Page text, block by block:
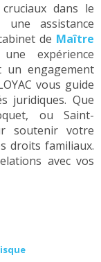
dans le
assistance
de Maître
expérience
engagement
vous guide
juridiques. Que
ou Saint-
soutenir votre
droits familiaux.
avec vos